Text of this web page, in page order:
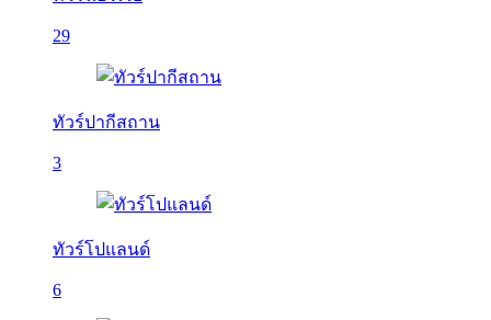
29
ทัวร์ปากีสถาน
3
ทัวร์โปแลนด์
6